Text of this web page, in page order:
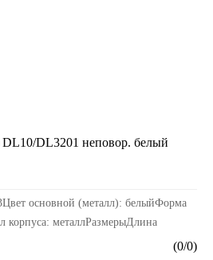
DL3201 неповор. белый
основной (металл): белыйФорма
корпуса: металлРазмерыДлина
(0/0)